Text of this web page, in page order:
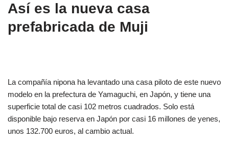
Así es la nueva casa
prefabricada de Muji
La compañía nipona ha levantado una casa piloto de este nuevo
modelo en la prefectura de Yamaguchi, en Japón, y tiene una
superficie total de casi 102 metros cuadrados. Solo está
disponible bajo reserva en Japón por casi 16 millones de yenes,
unos 132.700 euros, al cambio actual.